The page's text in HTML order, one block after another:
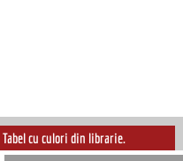
Tabel cu culori din librarie.